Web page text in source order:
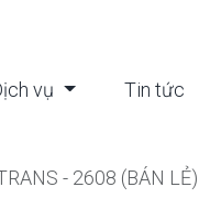
vụ Tin tức
- 2608 (BÁN LẺ)